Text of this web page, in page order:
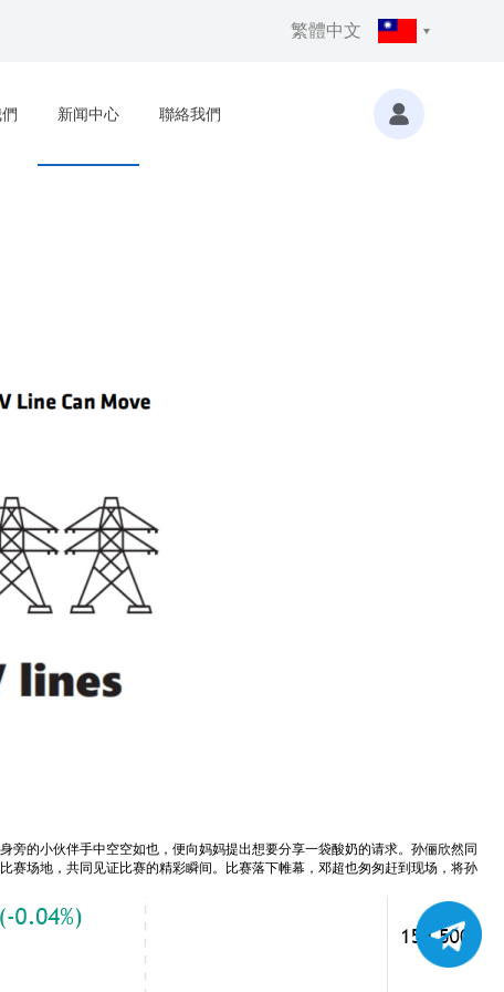
繁體中文
新闻中心 聯絡我們
的小伙伴手中空空如也，便向妈妈提出想要分享一袋酸奶的请求。孙俪欣然同
场地，共同见证比赛的精彩瞬间。比赛落下帷幕，邓超也匆匆赶到现场，将孙